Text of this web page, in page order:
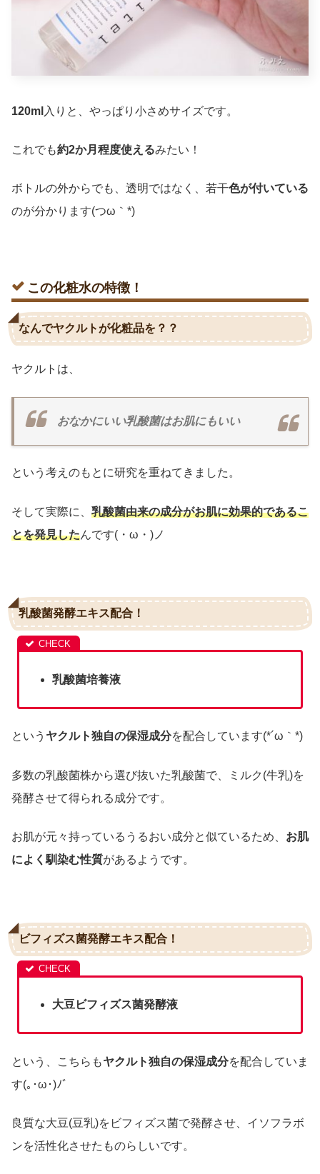
120ml 入りと、やっぱり小さめサイズです。
これでも約2か月程度使えるみたい！
ボトルの外からでも、透明ではなく、若干色が付いている
のが分かります(つω｀*)
この化粧水の特徴！
なんでヤクルトが化粧品を？？
ヤクルトは、
おなかにいい乳酸菌はお肌にもいい
という考えのもとに研究を重ねてきました。
そして実際に、 乳酸菌由来の成分がお肌に効果的であるこ
とを発見したんです(・ω・)ノ
乳酸菌発酵エキス配合！
乳酸菌培養液
という ヤクルト独自の保湿成分を配合しています(*´ω｀*)
多数の乳酸菌株から選び抜いた乳酸菌で、ミルク(牛乳)を
発酵させて得られる成分です。
お肌が元々持っているうるおい成分と似ているため、 お肌
によく馴染む性質があるようです。
ビフィズス菌発酵エキス配合！
大豆ビフィズス菌発酵液
という、こちらもヤクルト独自の保湿成分を配合していま
す(｡･ω･)ﾉﾞ
良質な大豆(豆乳)をビフィズス菌で発酵させ、イソフラボ
ンを活性化させたものらしいです。